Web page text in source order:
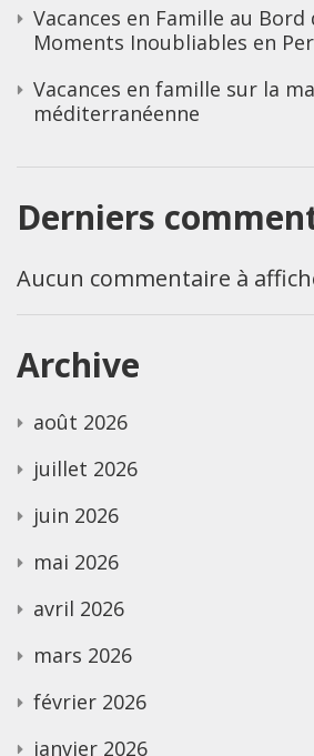
Vacances en Famille au Bord
Moments Inoubliables en
Vacances en famille sur la
méditerranéenne
Derniers
Aucun commentaire à
Archive
août 2026
juillet 2026
juin 2026
mai 2026
avril 2026
mars 2026
février 2026
janvier 2026